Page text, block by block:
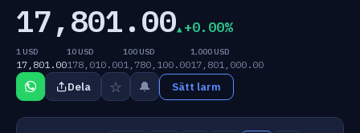
17,801.00 +0.00%
1 USD
17,801.00
10 USD
178,010.00
100 USD
1,780,100.00
1,000 USD
17,801,000.00
Dela ☆ 🔔 Sätt larm